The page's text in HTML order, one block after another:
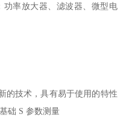
率放大器、滤波器、微型电
的技术，具有易于使用的特性
础 S 参数测量